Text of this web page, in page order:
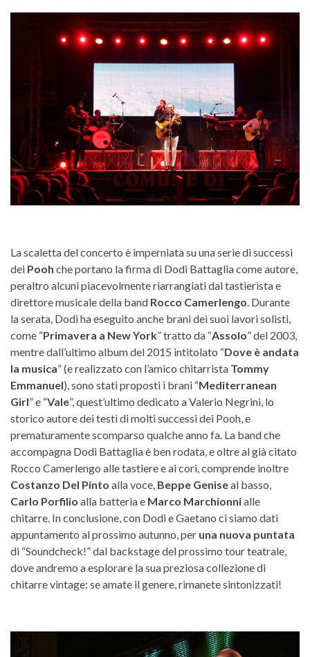
La scaletta del concerto è imperniata su una serie di successi
dei Pooh che portano la firma di Dodi Battaglia come autore,
peraltro alcuni piacevolmente riarrangiati dal tastierista e
direttore musicale della band Rocco Camerlengo. Durante
la serata, Dodi ha eseguito anche brani dei suoi lavori solisti,
come “Primavera a New York” tratto da “Assolo” del 2003,
mentre dall’ultimo album del 2015 intitolato “Dove è andata
la musica” (e realizzato con l’amico chitarrista Tommy
Emmanuel), sono stati proposti i brani “Mediterranean
Girl” e “Vale”, quest’ultimo dedicato a Valerio Negrini, lo
storico autore dei testi di molti successi dei Pooh, e
prematuramente scomparso qualche anno fa. La band che
accompagna Dodi Battaglia è ben rodata, e oltre al già citato
Rocco Camerlengo alle tastiere e ai cori, comprende inoltre
Costanzo Del Pinto alla voce, Beppe Geniseal basso,
Carlo Porfilio alla batteria e Marco Marchionnialle
chitarre. In conclusione, con Dodi e Gaetano ci siamo dati
appuntamento al prossimo autunno, per una nuova puntata
di “Soundcheck!” dal backstage del prossimo tour teatrale,
dove andremo a esplorare la sua preziosa collezione di
chitarre vintage: se amate il genere, rimanete sintonizzati!